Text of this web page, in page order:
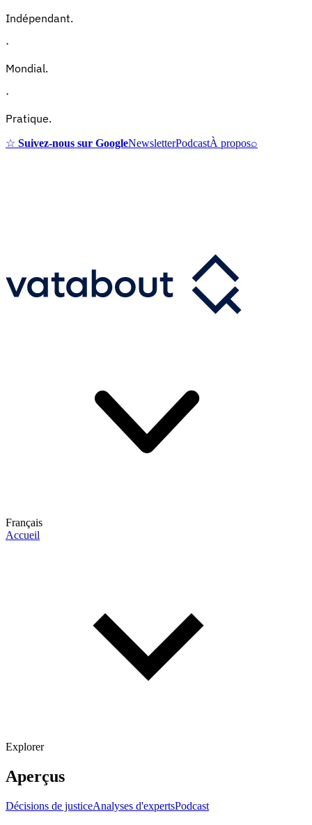
Indépendant.
·
Mondial.
·
Pratique.
☆ Suivez-nous sur GoogleNewsletterPodcastÀ propos⌕
Français
Accueil
Explorer
Aperçus
Décisions de justiceAnalyses d'expertsPodcast